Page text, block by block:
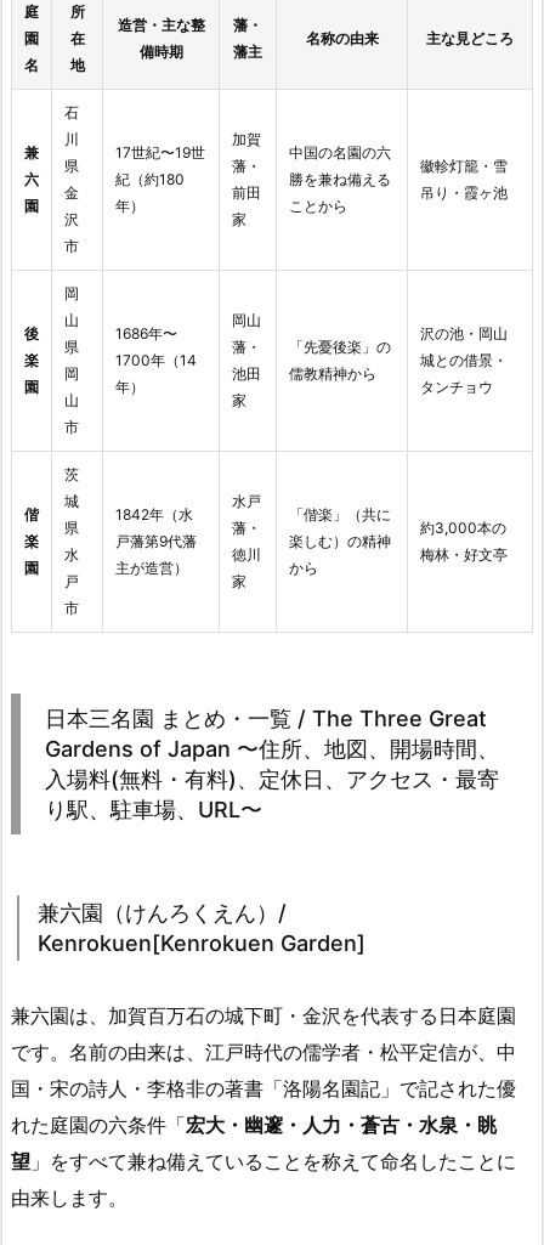
庭
園
名
所
在
地
造営・主な整
備時期
藩・
藩主
名称の由来 主な見どころ
兼
六
園
石
川
県
金
沢
市
17世紀〜19世
紀（約180
年）
加賀
藩・
前田
家
中国の名園の六
勝を兼ね備える
ことから
徽軫灯籠・雪
吊り・霞ヶ池
後
楽
園
岡
山
県
岡
山
市
1686年〜
1700年（14
年）
岡山
藩・
池田
家
「先憂後楽」の
儒教精神から
沢の池・岡山
城との借景・
タンチョウ
偕
楽
園
茨
城
県
水
戸
市
1842年（水
戸藩第9代藩
主が造営）
水戸
藩・
徳川
家
「偕楽」（共に
楽しむ）の精神
から
約3,000本の
梅林・好文亭
日本三名園 まとめ・一覧 / The Three Great
Gardens of Japan 〜住所、地図、開場時間、
入場料(無料・有料)、定休日、アクセス・最寄
り駅、駐車場、URL〜
兼六園（けんろくえん）/
Kenrokuen[Kenrokuen Garden]
兼六園は、加賀百万石の城下町・金沢を代表する日本庭園
です。名前の由来は、江戸時代の儒学者・松平定信が、中
国・宋の詩人・李格非の著書「洛陽名園記」で記された優
れた庭園の六条件「宏大・幽邃・人力・蒼古・水泉・眺
望 」をすべて兼ね備えていることを称えて命名したことに
由来します。